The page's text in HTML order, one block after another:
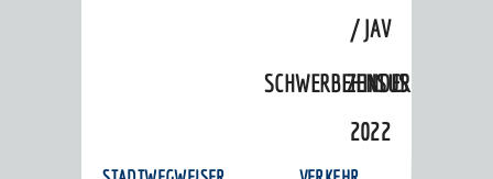
/ JAV
ZENSUS
2022